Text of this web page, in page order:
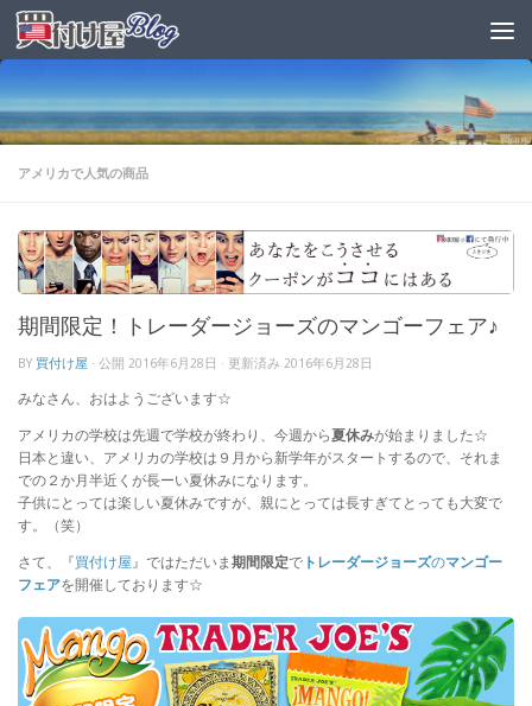
アメリカで人気の商品
期間限定！トレーダージョーズのマンゴーフェア♪
BY 買付け屋 · 公開 2016年6月28日 · 更新済み 2016年6月28日
みなさん、おはようございます☆
アメリカの学校は先週で学校が終わり、今週から夏休みが始まりました☆
日本と違い、アメリカの学校は９月から新学年がスタートするので、それま
での２か月半近くが長ーい夏休みになります。
子供にとっては楽しい夏休みですが、親にとっては長すぎてとっても大変で
す。（笑）
さて、『買付け屋』ではただいま期間限定で トレーダージョーズのマンゴー
フェアを開催しております☆